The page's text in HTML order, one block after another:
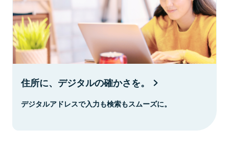
住所に、デジタルの確かさを。
デジタルアドレスで入力も検索もスムーズに。